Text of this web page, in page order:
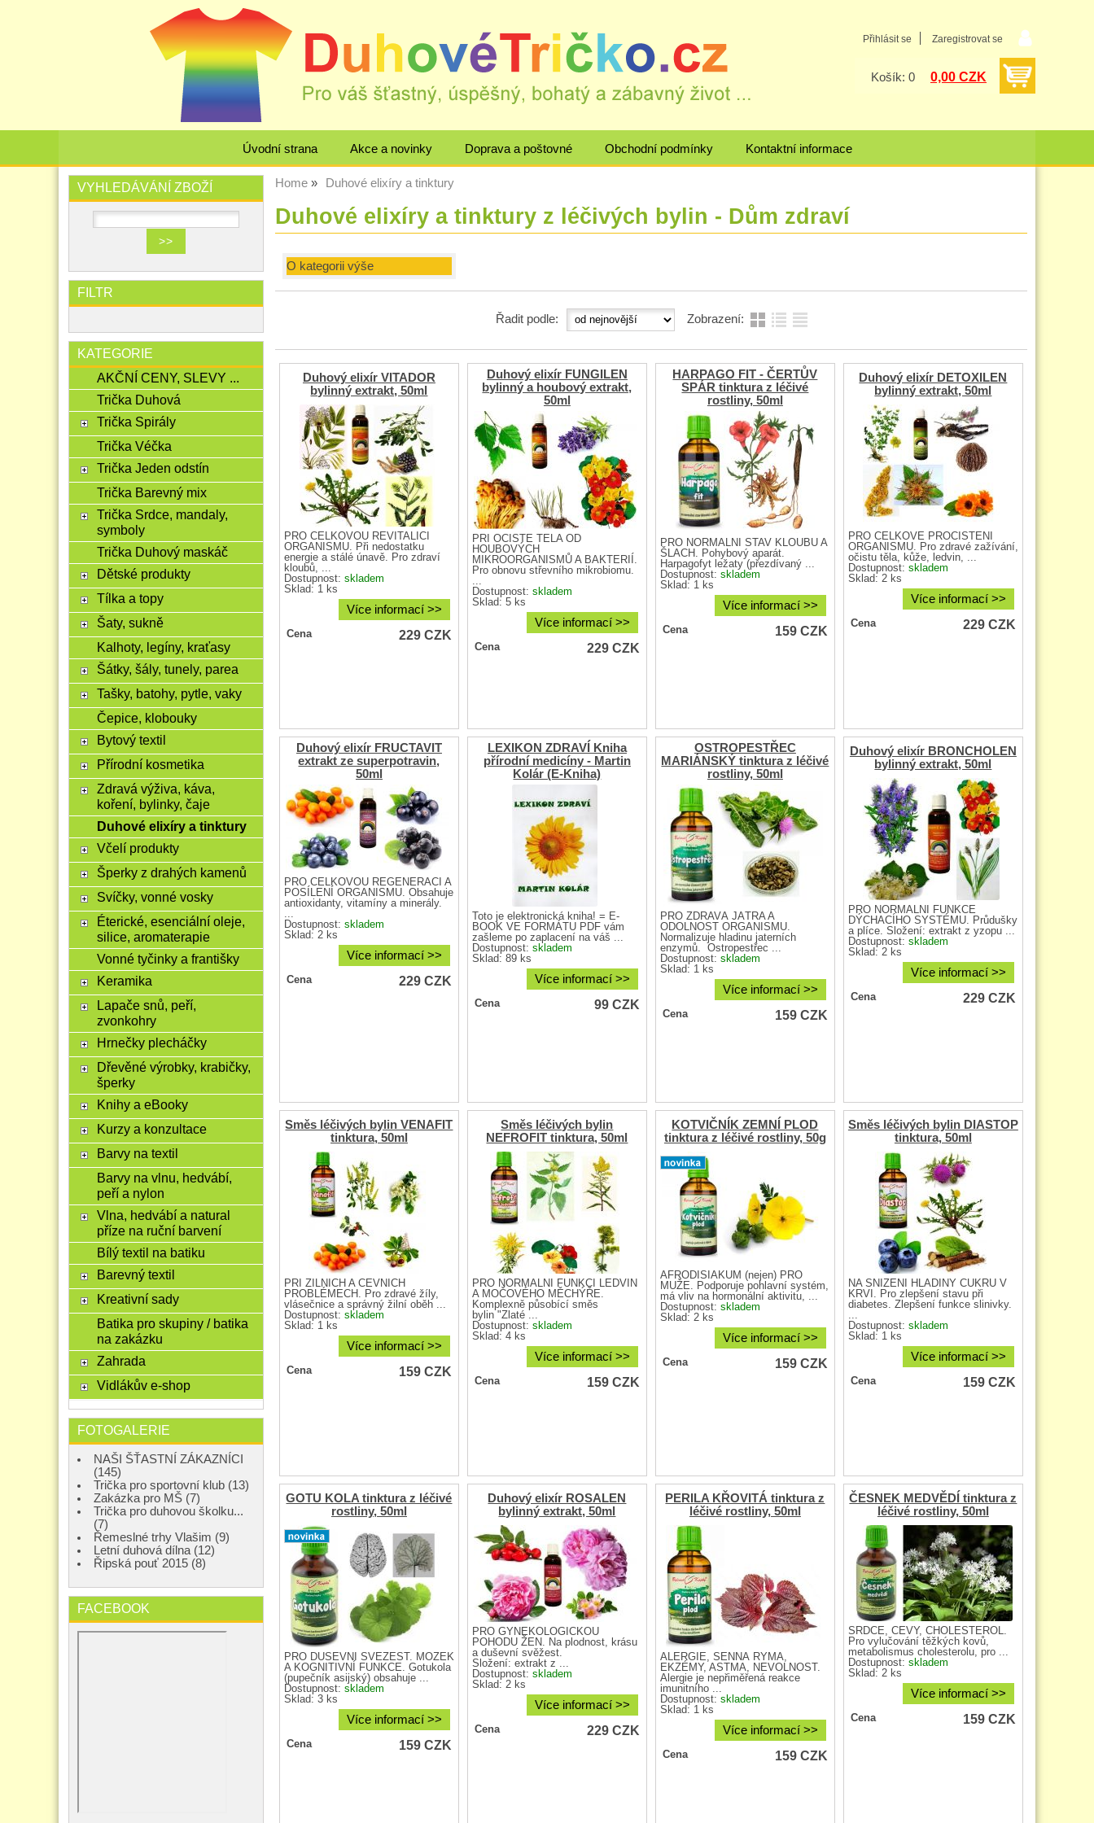
Přihlásit se Zaregistrovat se
Košík: 0 0,00 CZK
Úvodní strana Akce a novinky Doprava a poštovné Obchodní podmínky Kontaktní informace
Home Duhové elixíry a tinktury
Duhové elixíry a tinktury z léčivých bylin - Dům zdraví
O kategorii výše
Řadit podle: Zobrazení:
Duhový elixír VITADOR
bylinný extrakt, 50ml
PRO CELKOVOU REVITALICI
ORGANISMU. Při nedostatku
energie a stálé únavě. Pro zdraví
kloubů, ...
Dostupnost: skladem
Sklad: 1 ks
Více informací >>
Cena 229 CZK
Duhový elixír FUNGILEN
bylinný a houbový extrakt,
50ml
PŘI OČISTĚ TĚLA OD
HOUBOVÝCH
MIKROORGANISMŮ A BAKTERIÍ.
Pro obnovu střevního mikrobiomu.
Dostupnost: skladem
Sklad: 5 ks
Více informací >>
Cena 229 CZK
HARPAGO FIT - ČERTŮV
SPÁR tinktura z léčivé
rostliny, 50ml
PRO NORMÁLNÍ STAV KLOUBŮ A
ŠLACH. Pohybový aparát.
Harpagofyt ležaty (přezdívaný ...
Dostupnost: skladem
Sklad: 1 ks
Více informací >>
Cena 159 CZK
Duhový elixír DETOXILEN
bylinný extrakt, 50ml
PRO CELKOVÉ PROČIŠTĚNÍ
ORGANISMU. Pro zdravé zažívání,
očistu těla, kůže, ledvin, ...
Dostupnost: skladem
Sklad: 2 ks
Více informací >>
Cena 229 CZK
Duhový elixír FRUCTAVIT
extrakt ze superpotravin,
50ml
PRO CELKOVOU REGENERACI A
POSÍLENÍ ORGANISMU. Obsahuje
antioxidanty, vitamíny a minerály.
Dostupnost: skladem
Sklad: 2 ks
Více informací >>
Cena 229 CZK
LEXIKON ZDRAVÍ Kniha
přírodní medicíny - Martin
Kolár (E-Kniha)
Toto je elektronická kniha! = E-
BOOK VE FORMÁTU PDF vám
zašleme po zaplacení na váš ...
Dostupnost: skladem
Sklad: 89 ks
Více informací >>
Cena 99 CZK
OSTROPESTŘEC
MARIÁNSKÝ tinktura z léčivé
rostliny, 50ml
PRO ZDRAVÁ JÁTRA A
ODOLNOST ORGANISMU.
Normalizuje hladinu jaterních
enzymů. Ostropestřec ...
Dostupnost: skladem
Sklad: 1 ks
Více informací >>
Cena 159 CZK
Duhový elixír BRONCHOLEN
bylinný extrakt, 50ml
PRO NORMÁLNÍ FUNKCE
DÝCHACÍHO SYSTÉMU. Průdušky
a plíce. Složení: extrakt z yzopu ...
Dostupnost: skladem
Sklad: 2 ks
Více informací >>
Cena 229 CZK
Směs léčivých bylin VENAFIT
tinktura, 50ml
PŘI ŽILNÍCH A CÉVNÍCH
PROBLÉMECH. Pro zdravé žíly,
vlásečnice a správný žilní oběh ...
Dostupnost: skladem
Sklad: 1 ks
Více informací >>
Cena 159 CZK
Směs léčivých bylin
NEFROFIT tinktura, 50ml
PRO NORMÁLNÍ FUNKCI LEDVIN
A MOČOVÉHO MĚCHÝŘE.
Komplexně působící směs
bylin "Zlaté ...
Dostupnost: skladem
Sklad: 4 ks
Více informací >>
Cena 159 CZK
KOTVIČNÍK ZEMNÍ PLOD
tinktura z léčivé rostliny, 50g
AFRODISIAKUM (nejen) PRO
MUŽE. Podporuje pohlavní systém,
má vliv na hormonální aktivitu, ...
Dostupnost: skladem
Sklad: 2 ks
Více informací >>
Cena 159 CZK
Směs léčivých bylin DIASTOP
tinktura, 50ml
NA SNÍŽENÍ HLADINY CUKRU V
KRVI. Pro zlepšení stavu při
diabetes. Zlepšení funkce slinivky.
...
Dostupnost: skladem
Sklad: 1 ks
Více informací >>
Cena 159 CZK
GOTU KOLA tinktura z léčivé
rostliny, 50ml
PRO DUŠEVNÍ SVĚŽEST. MOZEK
A KOGNITIVNÍ FUNKCE. Gotukola
(pupečník asijský) obsahuje ...
Dostupnost: skladem
Sklad: 3 ks
Více informací >>
Cena 159 CZK
Duhový elixír ROSALEN
bylinný extrakt, 50ml
PRO GYNEKOLOGICKOU
POHODU ŽEN. Na plodnost, krásu
a duševní svěžest.
Složení: extrakt z ...
Dostupnost: skladem
Sklad: 2 ks
Více informací >>
Cena 229 CZK
PERILA KŘOVITÁ tinktura z
léčivé rostliny, 50ml
ALERGIE, SENNÁ RÝMA,
EKZÉMY, ASTMA, NEVOLNOST.
Alergie je nepřiměřená reakce
imunitního ...
Dostupnost: skladem
Sklad: 1 ks
Více informací >>
Cena 159 CZK
ČESNEK MEDVĚDÍ tinktura z
léčivé rostliny, 50ml
SRDCE, CÉVY, CHOLESTEROL.
Pro vylučování těžkých kovů,
metabolismus cholesterolu, pro ...
Dostupnost: skladem
Sklad: 2 ks
Více informací >>
Cena 159 CZK
VYHLEDÁVÁNÍ ZBOŽÍ
FILTR
KATEGORIE
AKČNÍ CENY, SLEVY ...
Trička Duhová
Trička Spirály
Trička Véčka
Trička Jeden odstín
Trička Barevný mix
Trička Srdce, mandaly,
symboly
Trička Duhový maskáč
Dětské produkty
Tílka a topy
Šaty, sukně
Kalhoty, legíny, kraťasy
Šátky, šály, tunely, parea
Tašky, batohy, pytle, vaky
Čepice, klobouky
Bytový textil
Přírodní kosmetika
Zdravá výživa, káva,
koření, bylinky, čaje
Duhové elixíry a tinktury
Včelí produkty
Šperky z drahých kamenů
Svíčky, vonné vosky
Éterické, esenciální oleje,
silice, aromaterapie
Vonné tyčinky a františky
Keramika
Lapače snů, peří,
zvonkohry
Hrnečky plecháčky
Dřevěné výrobky, krabičky,
šperky
Knihy a eBooky
Kurzy a konzultace
Barvy na textil
Barvy na vlnu, hedvábí,
peří a nylon
Vlna, hedvábí a natural
příze na ruční barvení
Bílý textil na batiku
Barevný textil
Kreativní sady
Batika pro skupiny / batika
na zakázku
Zahrada
Vidlákův e-shop
FOTOGALERIE
NAŠI ŠŤASTNÍ ZÁKAZNÍCI
(145)
Trička pro sportovní klub (13)
Zakázka pro MŠ (7)
Trička pro duhovou školku...
(7)
Řemeslné trhy Vlašim (9)
Letní duhová dílna (12)
Řipská pouť 2015 (8)
FACEBOOK